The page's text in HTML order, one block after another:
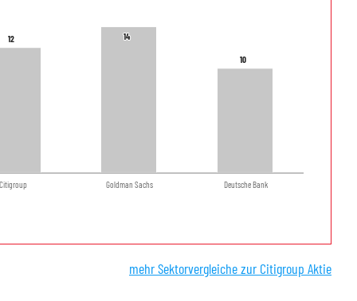
12
12 14
14
10
10
Citigroup Goldman Sachs Deutsche Bank
mehr Sektorvergleiche zur Citigroup Aktie